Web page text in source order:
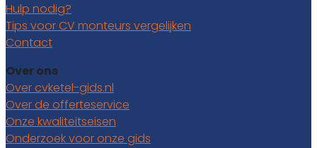
Hulp nodig?
Tips voor CV monteurs vergelijken
Contact
Over ons
Over cvketel-gids.nl
Over de offerteservice
Onze kwaliteitseisen
Onderzoek voor onze gids